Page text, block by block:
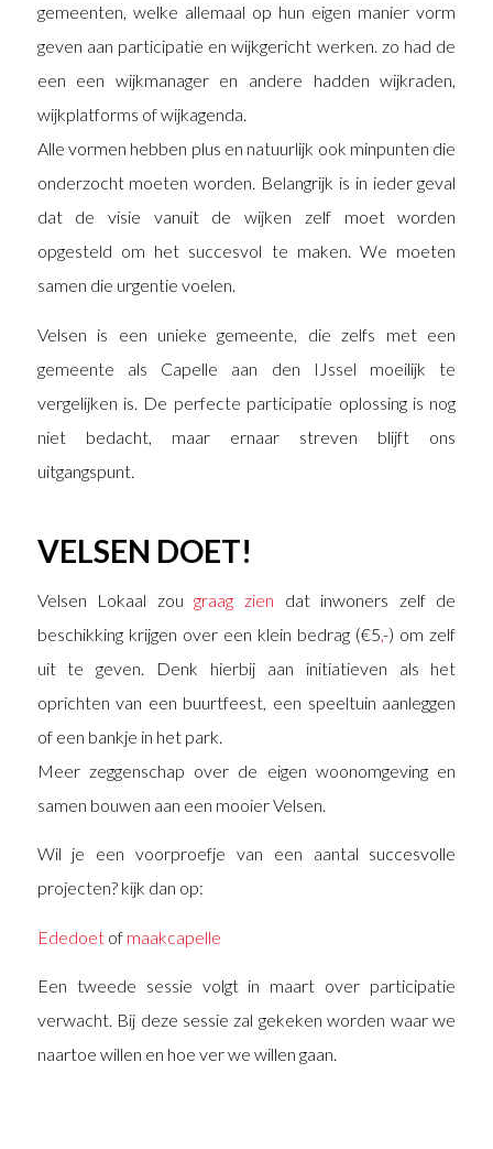
gemeenten, welke allemaal op hun eigen manier vorm
geven aan participatie en wijkgericht werken. zo had de
een een wijkmanager en andere hadden wijkraden,
wijkplatforms of wijkagenda.
Alle vormen hebben plus en natuurlijk ook minpunten die
onderzocht moeten worden. Belangrijk is in ieder geval
dat de visie vanuit de wijken zelf moet worden
opgesteld om het succesvol te maken. We moeten
samen die urgentie voelen.
Velsen is een unieke gemeente, die zelfs met een
gemeente als Capelle aan den IJssel moeilijk te
vergelijken is. De perfecte participatie oplossing is nog
niet bedacht, maar ernaar streven blijft ons
uitgangspunt.
VELSEN DOET!
Velsen Lokaal zougraag zien dat inwoners zelf de
beschikking krijgen over een klein bedrag (€5,-) om zelf
uit te geven. Denk hierbij aan initiatieven als het
oprichten van een buurtfeest, een speeltuin aanleggen
of een bankje in het park.
Meer zeggenschap over de eigen woonomgeving en
samen bouwen aan een mooier Velsen.
Wil je een voorproefje van een aantal succesvolle
projecten? kijk dan op:
Ededoetof maakcapelle
Een tweede sessie volgt in maart over participatie
verwacht. Bij deze sessie zal gekeken worden waar we
naartoe willen en hoe ver we willen gaan.